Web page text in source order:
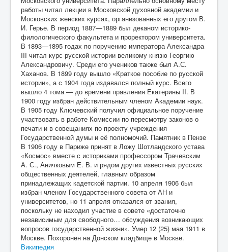
работы читал лекции в Московской духовной академии и
Московских женских курсах, организованных его другом В.
И. Герье. В период 1887—1889 был деканом историко-
филологического факультета и проректором университета.
В 1893—1895 годах по поручению императора Александра
III читал курс русской истории великому князю Георгию
Александровичу. Среди его учеников также был А.С.
Хаханов. В 1899 году вышло «Краткое пособие по русской
истории», а с 1904 года издавался полный курс. Всего
вышло 4 тома — до времени правления Екатерины II. В
1900 году избран действительным членом Академии наук.
В 1905 году Ключевский получил официальное поручение
участвовать в работе Комиссии по пересмотру законов о
печати и в совещаниях по проекту учреждения
Государственной думы и её полномочий. Памятник в Пензе
В 1906 году в Париже принят в Ложу Шотландского устава
«Космос» вместе с историками профессором Трачевским
А. С., Аничковым Е. В. и рядом других известных русских
общественных деятелей, главным образом
принадлежащих кадетской партии. 10 апреля 1906 был
избран членом Государственного совета от АН и
университетов, но 11 апреля отказался от звания,
поскольку не находил участие в совете «достаточно
независимым для свободного… обсуждения возникающих
вопросов государственной жизни». Умер 12 (25) мая 1911 в
Москве. Похоронен на Донском кладбище в Москве.
Википедия